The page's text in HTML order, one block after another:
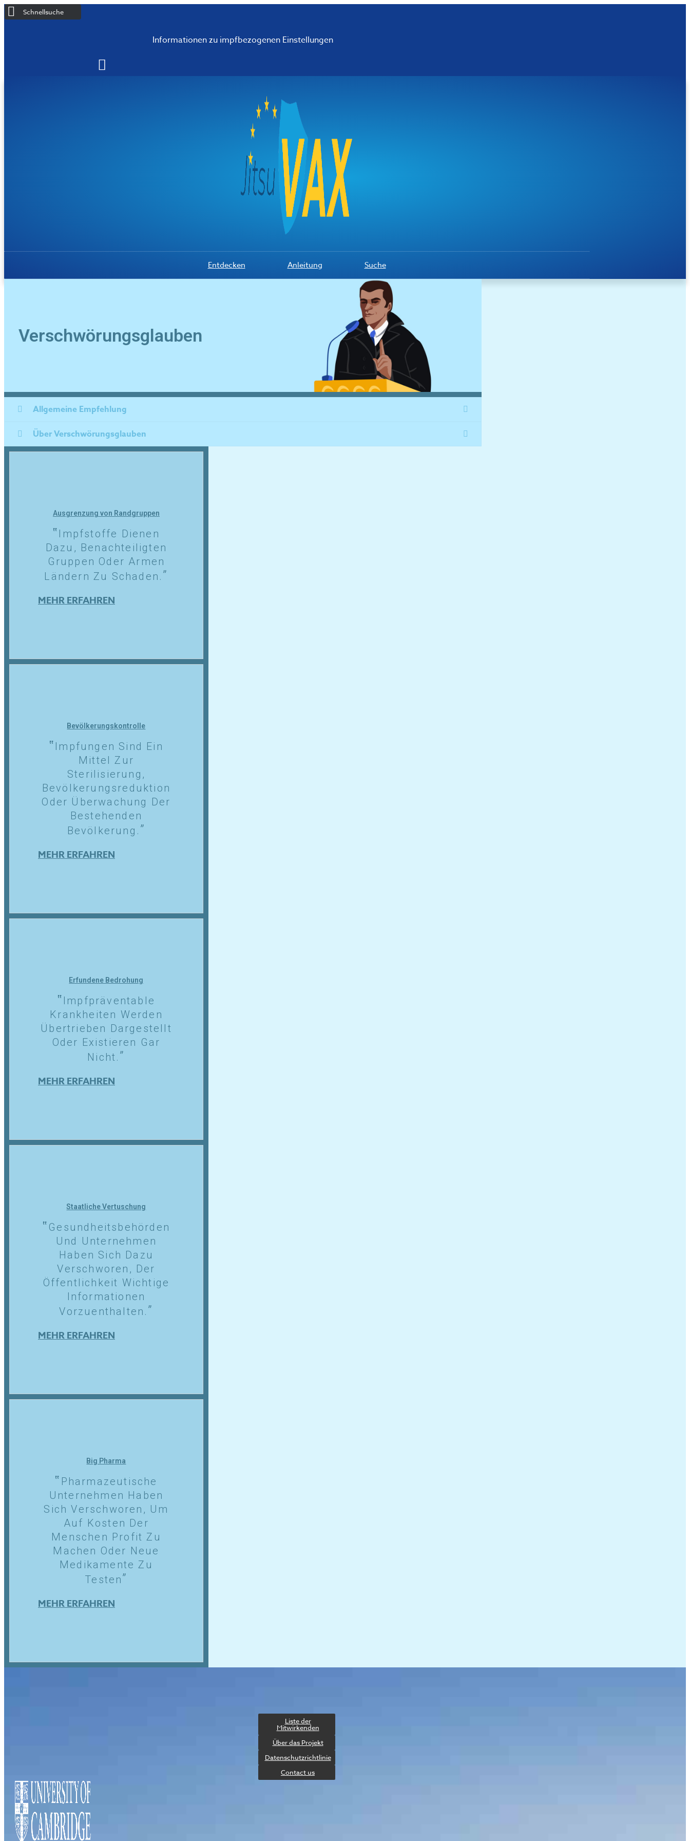
Schnellsuche
Informationen zu impfbezogenen Einstellungen
Entdecken Anleitung Suche
Verschwörungsglauben
Allgemeine Empfehlung
Über Verschwörungsglauben
Ausgrenzung von Randgruppen
Impfstoffe Dienen
Dazu, Benachteiligten
Gruppen Oder Armen
Ländern Zu Schaden.
MEHR ERFAHREN
Bevölkerungskontrolle
Impfungen Sind Ein
Mittel Zur
Sterilisierung,
Bevölkerungsreduktion
Oder Überwachung Der
Bestehenden
Bevölkerung.
MEHR ERFAHREN
Erfundene Bedrohung
Impfpräventable
Krankheiten Werden
Übertrieben Dargestellt
Oder Existieren Gar
Nicht.
MEHR ERFAHREN
Staatliche Vertuschung
Gesundheitsbehörden
Und Unternehmen
Haben Sich Dazu
Verschworen, Der
Öffentlichkeit Wichtige
Informationen
Vorzuenthalten.
MEHR ERFAHREN
Big Pharma
Pharmazeutische
Unternehmen Haben
Sich Verschworen, Um
Auf Kosten Der
Menschen Profit Zu
Machen Oder Neue
Medikamente Zu
Testen
MEHR ERFAHREN
Liste der
Mitwirkenden
Über das Projekt
Datenschutzrichtlinie
Contact us